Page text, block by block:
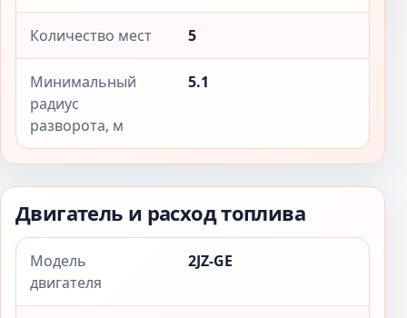
Количество мест 5
Минимальный
радиус
разворота, м
5.1
Двигатель и расход топлива
Модель
двигателя
2JZ-GE